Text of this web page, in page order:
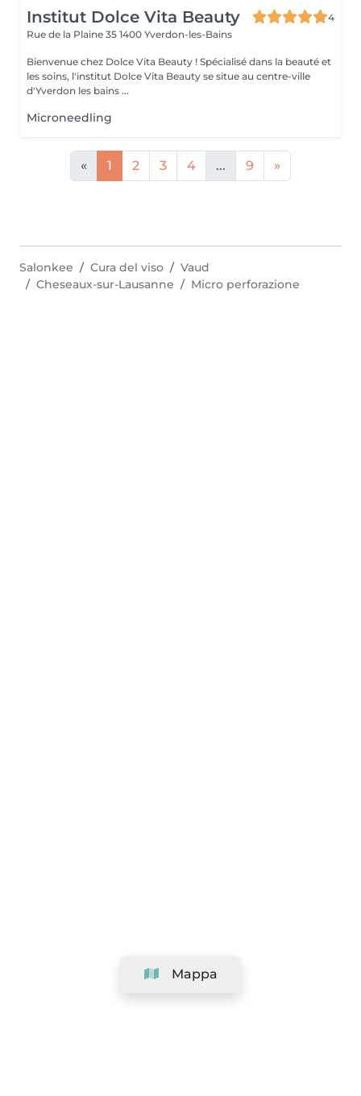
Institut Dolce Vita Beauty
4
Rue de la Plaine 35 1400 Yverdon-les-Bains
Bienvenue chez Dolce Vita Beauty ! Spécialisé dans la beauté et
les soins, l'institut Dolce Vita Beauty se situe au centre-ville
d'Yverdon les bains ...
Microneedling
« 1 2 3 4 ... 9 »
Mappa
Salonkee Cura del viso
Vaud
Cheseaux-sur-Lausanne
Micro perforazione